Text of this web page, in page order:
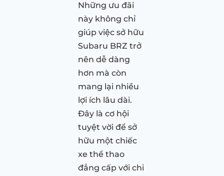
Những ưu đãi
này không chỉ
giúp việc sở hữu
Subaru BRZ trở
nên dễ dàng
hơn mà còn
mang lại nhiều
lợi ích lâu dài.
Đây là cơ hội
tuyệt vời để sở
hữu một chiếc
xe thể thao
đẳng cấp với chi